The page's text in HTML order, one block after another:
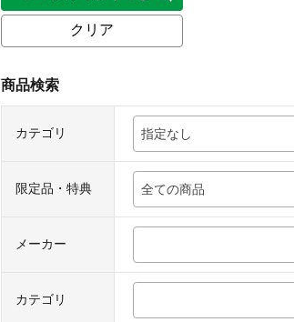
クリア
商品検索
カテゴリ 指定なし
限定品・特典 全ての商品
メーカー
カテゴリ